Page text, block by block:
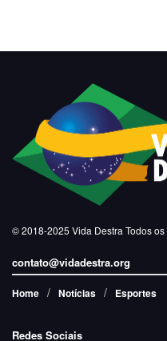
© 2018-2025 Vida Destra Todos
contato@vidadestra.org
Home Notícias Esportes
Redes Sociais